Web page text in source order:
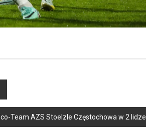
Team AZS Stoelzle Częstochowa w 2 lidze